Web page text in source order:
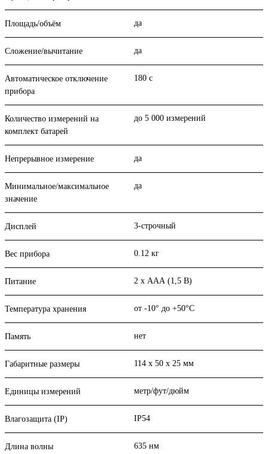
Площадь/объём да
Сложение/вычитание да
Автоматическое отключение
прибора
180 с
Количество измерений на
комплект батарей
до 5 000 измерений
Непрерывное измерение да
Минимальное/максимальное
значение
да
Дисплей 3-строчный
Вес прибора 0.12 кг
Питание 2 х ААА (1,5 В)
Температура хранения от -10° до +50°С
Память нет
Габаритные размеры 114 х 50 х 25 мм
Единицы измерений метр/фут/дюйм
Влагозащита (IP) IP54
Длина волны 635 нм